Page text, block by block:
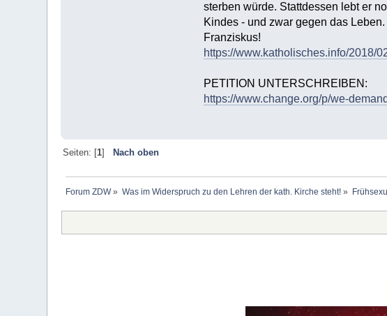
sterben würde. Stattdessen lebt er
Kindes - und zwar gegen das
Franziskus!
https://www.katholisches.info/2018/
PETITION UNTERSCHREIBEN:
https://www.change.org/p/we-
Seiten: [1]
Nach oben
Forum ZDW» Was im Widerspruch zu den Lehren der kath. Kirche steht!»